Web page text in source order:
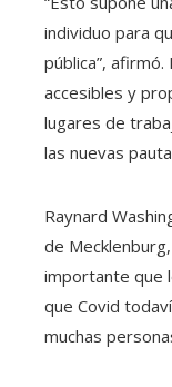
individuo para
pública”,
accesibles y
lugares de
las nuevas
Raynard
de
importante que
que Covid
muchas